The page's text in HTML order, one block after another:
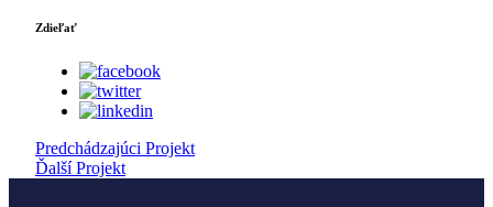
Zdieľať
Predchádzajúci Projekt
Ďalší Projekt